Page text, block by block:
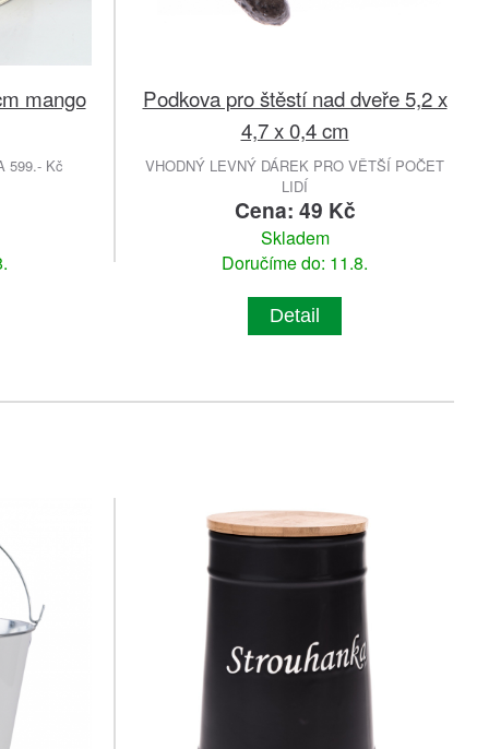
mango
599.- Kč
Podkova pro štěstí nad dveře 5,2 x
4,7 x 0,4 cm
VHODNÝ LEVNÝ DÁREK PRO VĚTŠÍ POČET
LIDÍ
Cena: 49 Kč
Skladem
Doručíme do: 11.8.
Detail